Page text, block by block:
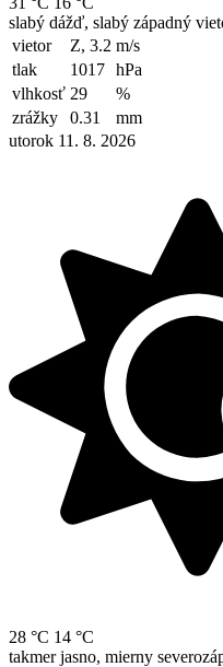
slabý dážď, slabý západný
vietor
Z, 3.2 m/s
tlak
1017 hPa
vlhkosť 29
%
zrážky
0.31
mm
utorok 11. 8. 2026
28 °C 14 °C
takmer jasno, mierny